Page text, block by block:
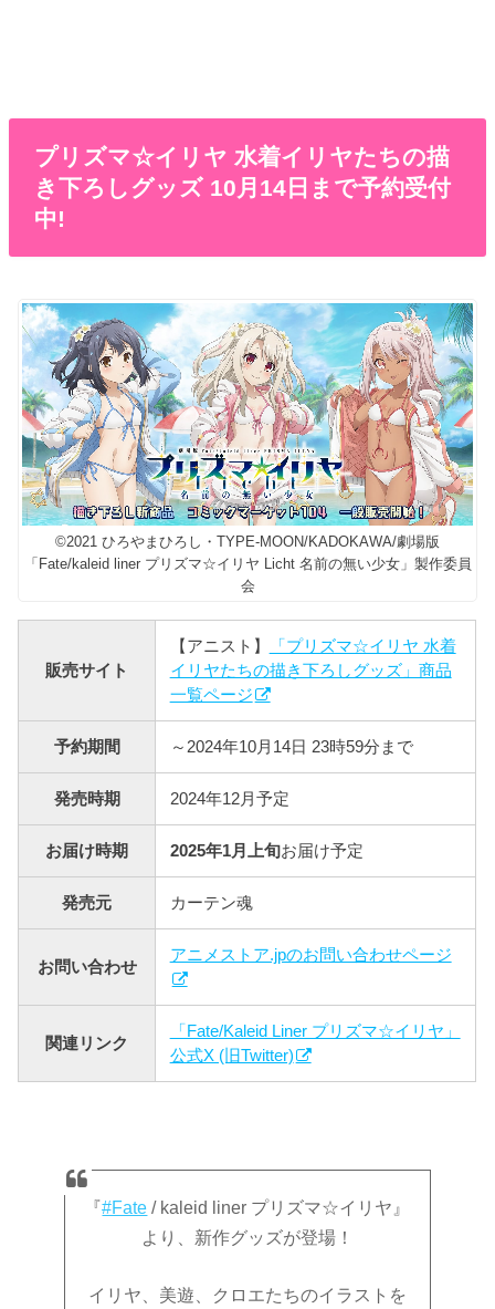
プリズマ☆イリヤ 水着イリヤたちの描
き下ろしグッズ 10月14日まで予約受付
中!
©2021 ひろやまひろし・TYPE-MOON/KADOKAWA/劇場版
「Fate/kaleid liner プリズマ☆イリヤ Licht 名前の無い少女」製作委員
会
販売サイト
【アニスト】
「プリズマ☆イリヤ 水着
イリヤたちの描き下ろしグッズ」商品
一覧ページ
予約期間 ～2024年10月14日 23時59分まで
発売時期 2024年12月予定
お届け時期 2025年1月上旬お届け予定
発売元 カーテン魂
お問い合わせ
アニメストア.jpのお問い合わせページ
関連リンク
「Fate/Kaleid Liner プリズマ☆イリヤ」
公式X (旧Twitter)
『#Fate / kaleid liner プリズマ☆イリヤ』
より、新作グッズが登場！
イリヤ、美遊、クロエたちのイラストを